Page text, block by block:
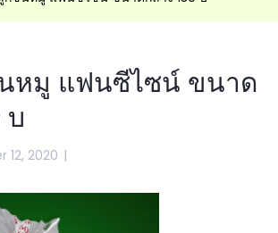
หมู แฟนซีไซน์ ขนาด
บ
12, 2020 |